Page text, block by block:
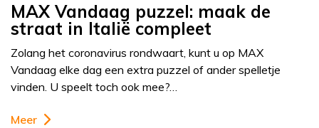
MAX Vandaag puzzel: maak de
straat in Italië compleet
Zolang het coronavirus rondwaart, kunt u op MAX
Vandaag elke dag een extra puzzel of ander spelletje
vinden. U speelt toch ook mee?…
Meer